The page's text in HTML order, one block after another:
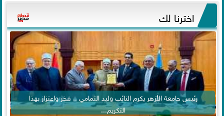
اخترنا لك
رئيس جامعة الأزهر يكرم النائب وليد التمامي .. فخر واعتزاز بهذا
التكريم...